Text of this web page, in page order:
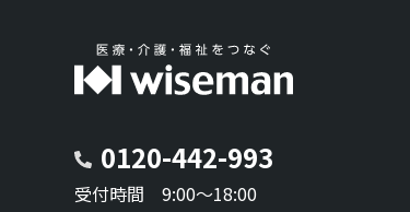
0120-442-993
受付時間 9:00～18:00